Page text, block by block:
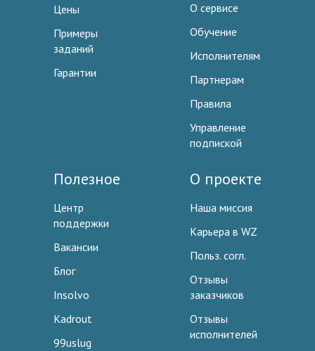
Цены
Примеры
заданий
Гарантии
О сервисе
Обучение
Исполнителям
Партнерам
Правила
Управление
подпиской
Полезное
Центр
поддержки
Вакансии
Блог
Insolvo
Kadrout
99uslug
О проекте
Наша миссия
Карьера в WZ
Польз. согл.
Отзывы
заказчиков
Отзывы
исполнителей